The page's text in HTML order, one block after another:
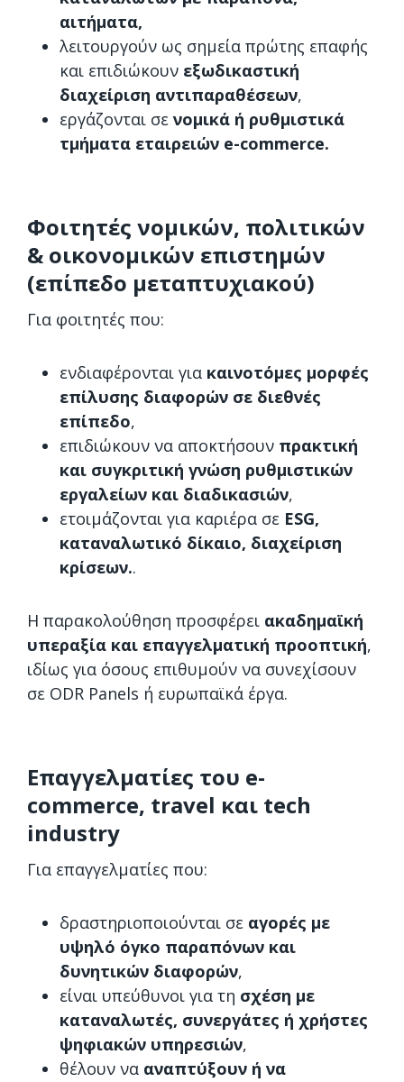
αιτήματα,
λειτουργούν ως σημεία πρώτης επαφής
και επιδιώκουν εξωδικαστική
διαχείριση αντιπαραθέσεων,
εργάζονται σε νομικά ή ρυθμιστικά
τμήματα εταιρειών e-commerce.
Φοιτητές νομικών, πολιτικών
& οικονομικών επιστημών
(επίπεδο μεταπτυχιακού)
Για φοιτητές που:
ενδιαφέρονται για καινοτόμες μορφές
επίλυσης διαφορών σε διεθνές
επίπεδο,
επιδιώκουν να αποκτήσουν πρακτική
και συγκριτική γνώση ρυθμιστικών
εργαλείων και διαδικασιών,
ετοιμάζονται για καριέρα σε ESG,
καταναλωτικό δίκαιο, διαχείριση
κρίσεων..
Η παρακολούθηση προσφέρει ακαδημαϊκή
υπεραξία και επαγγελματική προοπτική,
ιδίως για όσους επιθυμούν να συνεχίσουν
σε ODR Panels ή ευρωπαϊκά έργα.
Επαγγελματίες του e-
commerce, travel και tech
industry
Για επαγγελματίες που:
δραστηριοποιούνται σε αγορές με
υψηλό όγκο παραπόνων και
δυνητικών διαφορών,
είναι υπεύθυνοι για τη σχέση με
καταναλωτές, συνεργάτες ή χρήστες
ψηφιακών υπηρεσιών,
θέλουν να αναπτύξουν ή να